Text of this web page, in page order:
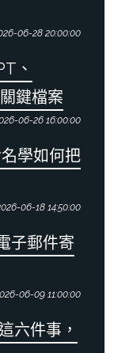
06-28 20:00:00
、
鍵檔案
06-26 16:00:00
學如何把
06-18 14:50:00
子郵件寄
06-09 11:00:00
六件事，